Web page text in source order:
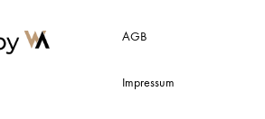
AGB
Impressum